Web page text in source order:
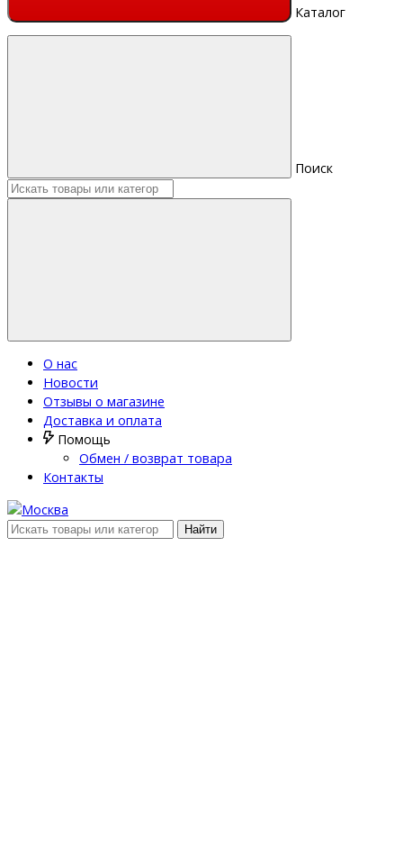
Каталог
Поиск
О нас
Новости
Отзывы о магазине
Доставка и оплата
Помощь
Обмен / возврат товара
Контакты
Найти